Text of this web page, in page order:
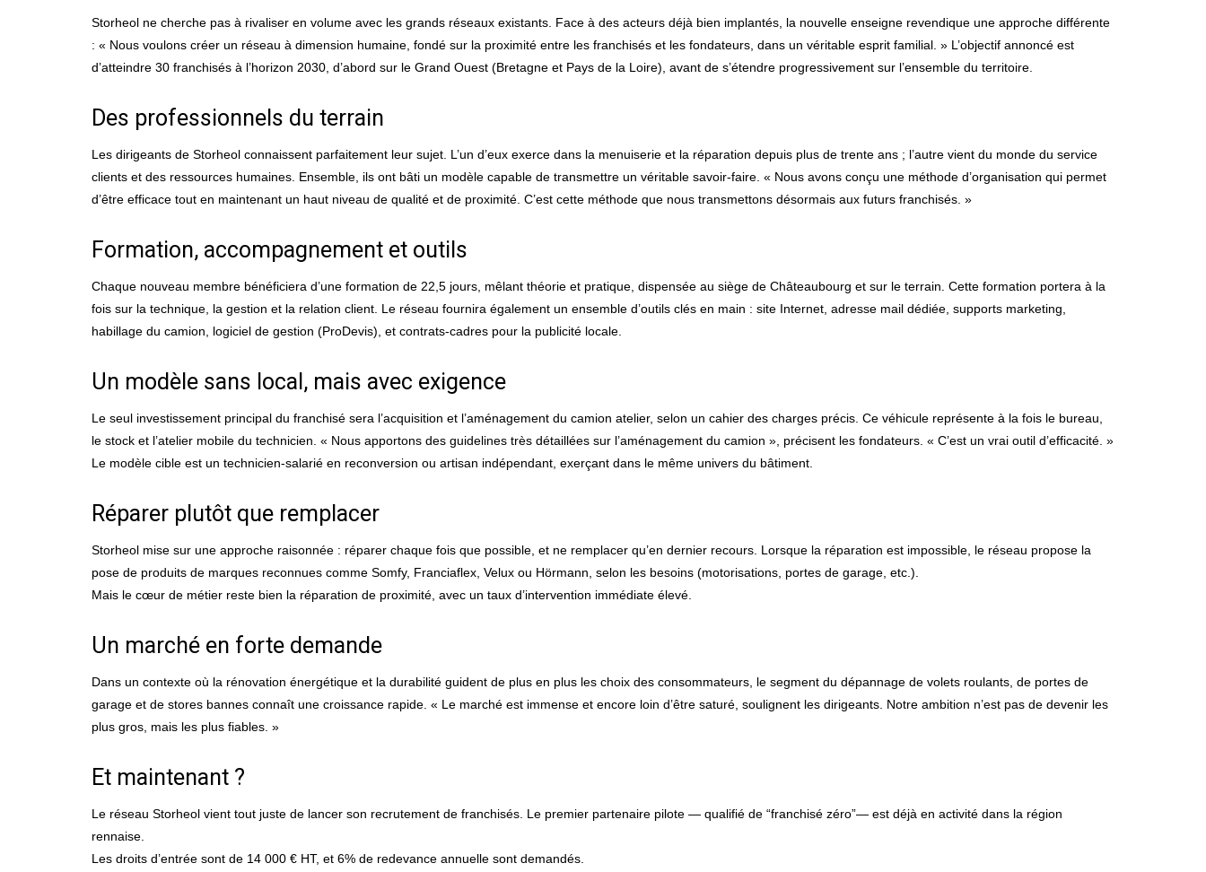
Storheol ne cherche pas à rivaliser en volume avec les grands réseaux existants. Face à des acteurs déjà bien implantés, la nouvelle enseigne revendique une approche différente
: « Nous voulons créer un réseau à dimension humaine, fondé sur la proximité entre les franchisés et les fondateurs, dans un véritable esprit familial. » L’objectif annoncé est
d’atteindre 30 franchisés à l’horizon 2030, d’abord sur le Grand Ouest (Bretagne et Pays de la Loire), avant de s’étendre progressivement sur l’ensemble du territoire.
Des professionnels du terrain
Les dirigeants de Storheol connaissent parfaitement leur sujet. L’un d’eux exerce dans la menuiserie et la réparation depuis plus de trente ans ; l’autre vient du monde du service
clients et des ressources humaines. Ensemble, ils ont bâti un modèle capable de transmettre un véritable savoir-faire. « Nous avons conçu une méthode d’organisation qui permet
d’être efficace tout en maintenant un haut niveau de qualité et de proximité. C’est cette méthode que nous transmettons désormais aux futurs franchisés. »
Formation, accompagnement et outils
Chaque nouveau membre bénéficiera d’une formation de 22,5 jours, mêlant théorie et pratique, dispensée au siège de Châteaubourg et sur le terrain. Cette formation portera à la
fois sur la technique, la gestion et la relation client. Le réseau fournira également un ensemble d’outils clés en main : site Internet, adresse mail dédiée, supports marketing,
habillage du camion, logiciel de gestion (ProDevis), et contrats-cadres pour la publicité locale.
Un modèle sans local, mais avec exigence
Le seul investissement principal du franchisé sera l’acquisition et l’aménagement du camion atelier, selon un cahier des charges précis. Ce véhicule représente à la fois le bureau,
le stock et l’atelier mobile du technicien. « Nous apportons des guidelines très détaillées sur l’aménagement du camion », précisent les fondateurs. « C’est un vrai outil d’efficacité. »
Le modèle cible est un technicien-salarié en reconversion ou artisan indépendant, exerçant dans le même univers du bâtiment.
Réparer plutôt que remplacer
Storheol mise sur une approche raisonnée : réparer chaque fois que possible, et ne remplacer qu’en dernier recours. Lorsque la réparation est impossible, le réseau propose la
pose de produits de marques reconnues comme Somfy, Franciaflex, Velux ou Hörmann, selon les besoins (motorisations, portes de garage, etc.).
Mais le cœur de métier reste bien la réparation de proximité, avec un taux d’intervention immédiate élevé.
Un marché en forte demande
Dans un contexte où la rénovation énergétique et la durabilité guident de plus en plus les choix des consommateurs, le segment du dépannage de volets roulants, de portes de
garage et de stores bannes connaît une croissance rapide. « Le marché est immense et encore loin d’être saturé, soulignent les dirigeants. Notre ambition n’est pas de devenir les
plus gros, mais les plus fiables. »
Et maintenant ?
Le réseau Storheol vient tout juste de lancer son recrutement de franchisés. Le premier partenaire pilote — qualifié de “franchisé zéro”— est déjà en activité dans la région
rennaise.
Les droits d’entrée sont de 14 000 € HT, et 6% de redevance annuelle sont demandés.